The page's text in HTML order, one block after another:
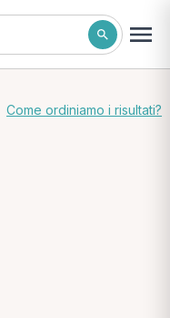
Come ordiniamo i risultati?